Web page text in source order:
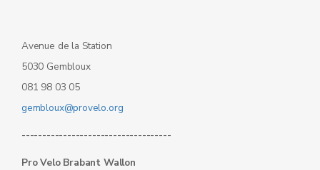
Avenue de la Station
5030 Gembloux
081 98 03 05
gembloux@provelo.org
------------------------------------
Pro Velo Brabant Wallon